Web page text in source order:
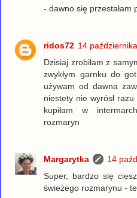
- dawno się przestałam
ridos72 14
Dzisiaj zrobiłam z
zwykłym garnku do
używam od dawna
niestety nie wyrósł
kupiłam w
rozmaryn
Margarytka
14
Super, bardzo się
świeżego rozmarynu -